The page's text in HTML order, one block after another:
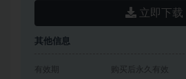
立即下载
其他信息
有效期 购买后永久有效